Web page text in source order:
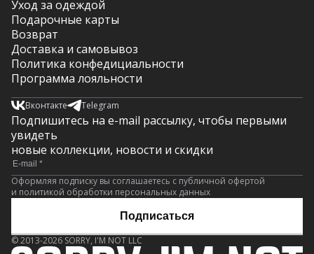
Уход за одеждой
Подарочные карты
Возврат
Доставка и самовывоз
Политика конфедициальности
Программа лояльности
Вконтакте Telegram
Подпишитесь на e-mail рассылку, чтобы первыми
увидеть
новые коллекции, новости и скидки
Оформляя подписку вы соглашаетесь с публичной офертой
и политикой обработки персональных данных
Подписаться
© 2013-2026 SORRY, I'M NOT LLC